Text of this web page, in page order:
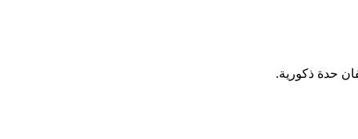
حدة ذكورية.